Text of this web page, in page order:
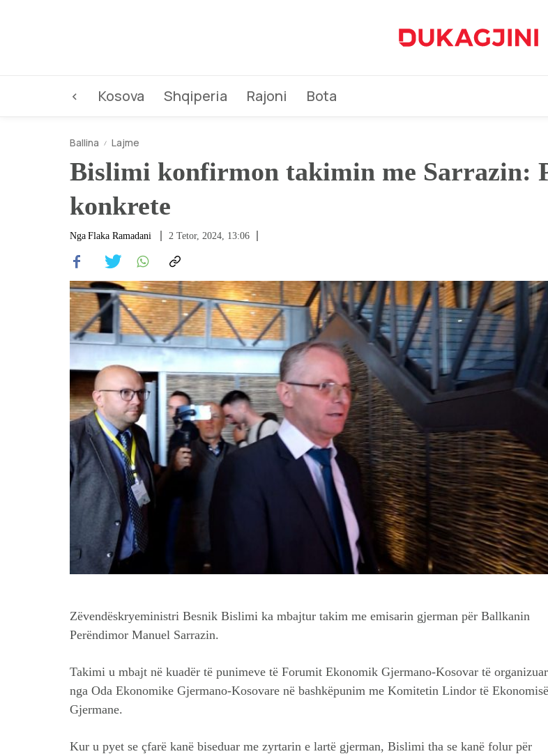
< Kosova Shqiperia Rajoni Bota
Ballina Lajme
Bislimi konfirmon takimin me Sarrazin:
konkrete
Nga Flaka Ramadani 2 Tetor, 2024, 13:06
Zëvendëskryeministri Besnik Bislimi ka mbajtur takim me emisarin gjerman për Ballkanin
Perëndimor Manuel Sarrazin.
Takimi u mbajt në kuadër të punimeve të Forumit Ekonomik Gjermano-Kosovar të organizuar
nga Oda Ekonomike Gjermano-Kosovare në bashkëpunim me Komitetin Lindor të Ekonomisë
Gjermane.
Kur u pyet se çfarë kanë biseduar me zyrtarin e lartë gjerman, Bislimi tha se kanë folur për